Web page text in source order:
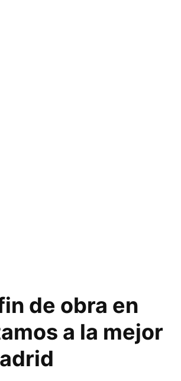
de obra en
a la mejor